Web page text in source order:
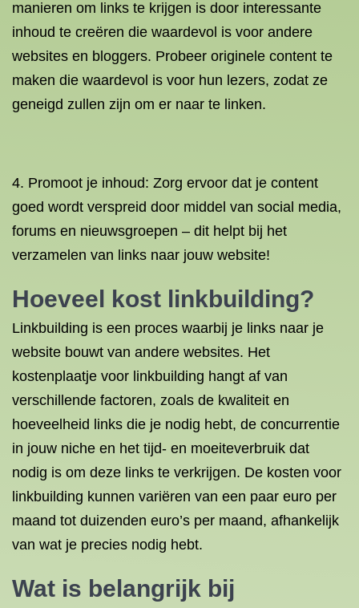
manieren om links te krijgen is door interessante
inhoud te creëren die waardevol is voor andere
websites en bloggers. Probeer originele content te
maken die waardevol is voor hun lezers, zodat ze
geneigd zullen zijn om er naar te linken.
4. Promoot je inhoud: Zorg ervoor dat je content
goed wordt verspreid door middel van social media,
forums en nieuwsgroepen – dit helpt bij het
verzamelen van links naar jouw website!
Hoeveel kost linkbuilding?
Linkbuilding is een proces waarbij je links naar je
website bouwt van andere websites. Het
kostenplaatje voor linkbuilding hangt af van
verschillende factoren, zoals de kwaliteit en
hoeveelheid links die je nodig hebt, de concurrentie
in jouw niche en het tijd- en moeiteverbruik dat
nodig is om deze links te verkrijgen. De kosten voor
linkbuilding kunnen variëren van een paar euro per
maand tot duizenden euro’s per maand, afhankelijk
van wat je precies nodig hebt.
Wat is belangrijk bij